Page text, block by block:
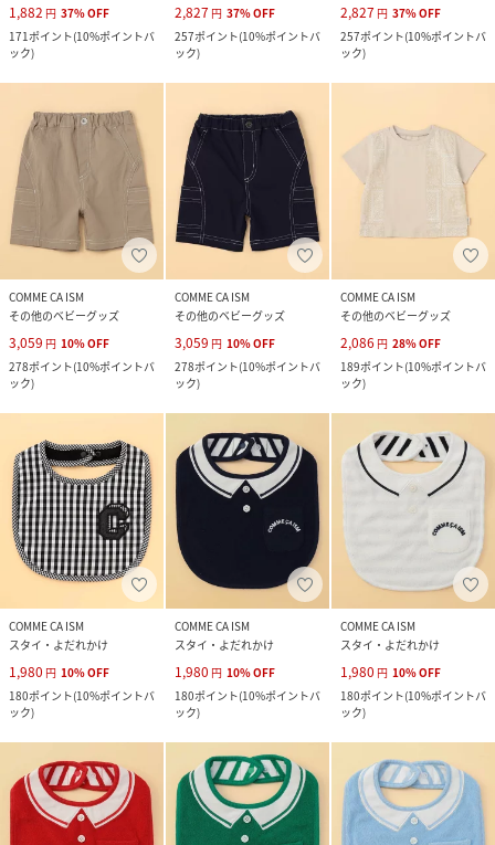
1,882 円 37%OFF
171ポイント(10%ポイントバ
ック)
2,827 円 37%OFF
257ポイント(10%ポイントバ
ック)
2,827 円 37%OFF
257ポイント(10%ポイントバ
ック)
COMME CA ISM
その他のベビーグッズ
3,059 円 10%OFF
278ポイント(10%ポイントバ
ック)
COMME CA ISM
その他のベビーグッズ
3,059 円 10%OFF
278ポイント(10%ポイントバ
ック)
COMME CA ISM
その他のベビーグッズ
2,086 円 28%OFF
189ポイント(10%ポイントバ
ック)
COMME CA ISM
スタイ・よだれかけ
1,980 円 10%OFF
180ポイント(10%ポイントバ
ック)
COMME CA ISM
スタイ・よだれかけ
1,980 円 10%OFF
180ポイント(10%ポイントバ
ック)
COMME CA ISM
スタイ・よだれかけ
1,980 円 10%OFF
180ポイント(10%ポイントバ
ック)